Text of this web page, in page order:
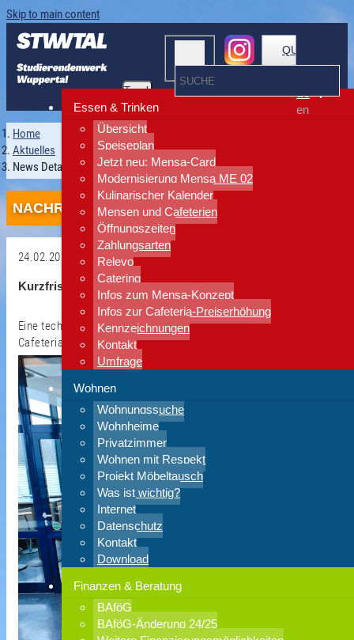
Skip to main content
Toggle
navigation
Essen & Trinken
Übersicht
Speiseplan
Jetzt neu: Mensa-Card
Modernisierung Mensa ME 02
Kulinarischer Kalender
Mensen und Cafeterien
Öffnungszeiten
Zahlungsarten
Relevo
Catering
Infos zum Mensa-Konzept
Infos zur Cafeteria-Preiserhöhung
Kennzeichnungen
Kontakt
Umfrage
Wohnen
Wohnungssuche
Wohnheime
Privatzimmer
Wohnen mit Respekt
Projekt Möbeltausch
Was ist wichtig?
Internet
Datenschutz
Kontakt
Download
Finanzen & Beratung
BAföG
BAföG-Änderung 24/25
QUICKLINKS
de
en
Home
Aktuelles
News Detailansicht
NACHRICHTEN
24.02.2026
Kurzfristige Änderung in der Cafeteria
Eine technische Störung macht eine Übergangslösung in der
Cafeteria notwendig